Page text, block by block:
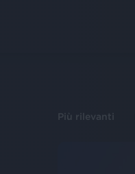
Più rilevanti